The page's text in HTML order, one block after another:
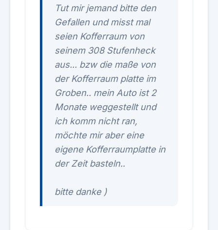
Tut mir jemand bitte den
Gefallen und misst mal
seien Kofferraum von
seinem 308 Stufenheck
aus... bzw die maße von
der Kofferraum platte im
Groben.. mein Auto ist 2
Monate weggestellt und
ich komm nicht ran,
möchte mir aber eine
eigene Kofferraumplatte in
der Zeit basteln..
bitte danke )